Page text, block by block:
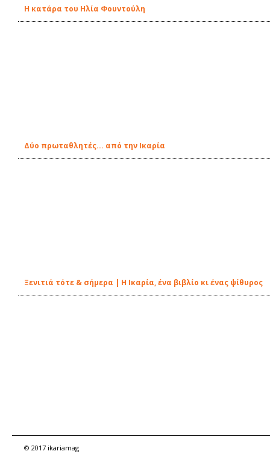
Η κατάρα του Ηλία Φουντούλη
Δύο πρωταθλητές... από την Ικαρία
Ξενιτιά τότε & σήμερα | Η Ικαρία, ένα βιβλίο κι ένας ψίθυρος
© 2017 ikariamag